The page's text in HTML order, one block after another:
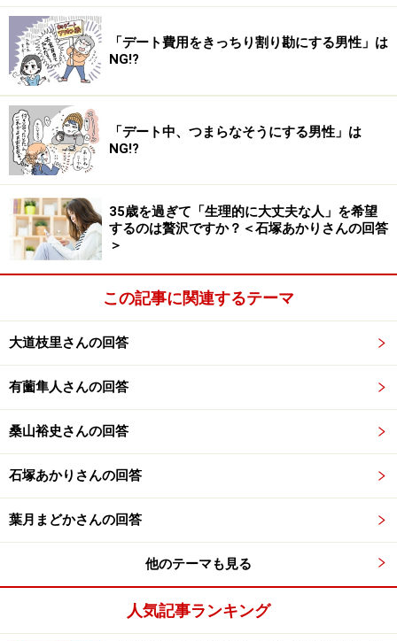
方法があればぜひ、回答をお願いします。
※この記事は、掲載当初協賛を受けて掲載したもので
す。
今回のコンサル担当：石塚あかり（ブーケ
トス所属）
今回の回答者：石塚あかりさん（ブーケトス所属）
今回の回答は、石塚あかりさん（ブーケトス所属）
当します。
東京都中央区、横浜
送るも、27歳での婚約破棄をきっかけに、体調を崩し退
職。人生どん底に。一旦は結婚を諦めるも、37歳から婚
活に挑戦し39歳で結婚。
「異性の心理理解」と「マインド変革」が婚活成功の秘
リング人数延べ1000人、年間お見合800件をサポート。
「デート費用をきっちり割り勘にする男性」は
NG!?
「デート中、つまらなそうにする男性」は
NG!?
35歳を過ぎて「生理的に大丈夫な人」を希望
するのは贅沢ですか？＜石塚あかりさんの回答
＞
この記事に関連するテーマ
大道枝里さんの回答
有薗隼人さんの回答
桑山裕史さんの回答
石塚あかりさんの回答
葉月まどかさんの回答
他のテーマも見る
人気記事ランキング